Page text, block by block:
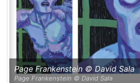
Page Frankenstein © David Sala
Page Frankenstein © David Sala